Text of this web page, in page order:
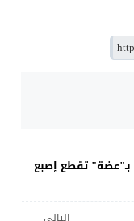
تقطع إصبع